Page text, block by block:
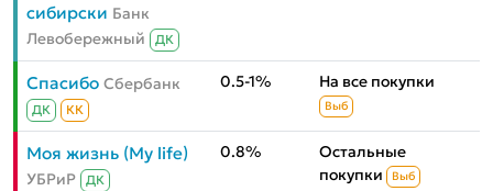
сибирски Банк
Левобережный
ДК
Спасибо Сбербанк
ДК КК
0.5-1% На все покупки
Выб
Моя жизнь (My life)
УБРиР ДК
0.8%
Остальные
покупки
Выб